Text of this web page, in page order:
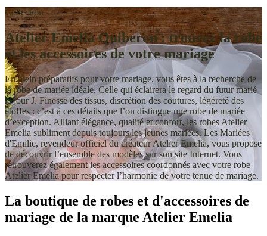
Collection
Atelier Emelia Quiberon : trouvez la robe
et les accessoires de votre mariage
En plein préparatifs pour votre mariage, vous êtes à la recherche de
la robe de mariée idéale. Celle qui éclairera le regard du futur marié
le jour J. Finesse des tissus, discrétion des coutures, légèreté des
étoffes : c’est à ces détails que l’on distingue une robe de mariée
d’exception. Alliant élégance, qualité et confort, les robes Atelier
Emelia subliment depuis toujours les jeunes mariées. Les Mariées
d'Emilie, revendeur officiel du créateur Atelier Emelia, vous propose
de découvrir l’ensemble des modèles sur son site Internet. Vous
retrouverez également les accessoires coordonnés avec votre robe
Atelier Emelia pour respecter l’harmonie de votre tenue de mariage.
La boutique de robes et d'accessoires de
mariage de la marque Atelier Emelia